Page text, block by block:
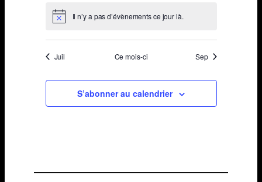
Notice Il n’y a pas d’évènements ce jour là.
Juil Ce mois-ci Sep
S’abonner au calendrier